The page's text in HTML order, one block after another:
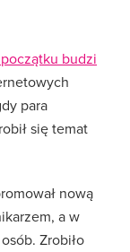
budzi
para
się temat
nową
a w
Zrobiło